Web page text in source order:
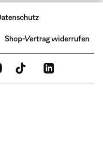
Shop-Vertrag widerrufen